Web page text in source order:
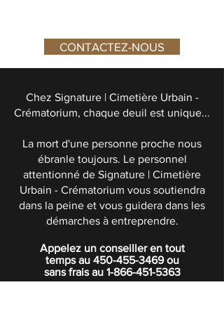
CONTACTEZ-NOUS
Chez Signature | Cimetière Urbain -
Crématorium, chaque deuil est unique...
La mort d'une personne proche nous
ébranle toujours. Le personnel
attentionné de Signature | Cimetière
Urbain - Crématorium vous soutiendra
dans la peine et vous guidera dans les
démarches à entreprendre.
Appelez un conseiller en tout
temps au 450-455-3469ou
sans frais au 1-866-451-5363